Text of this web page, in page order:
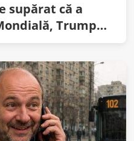
supărat că a
Trump
FIFA pentru